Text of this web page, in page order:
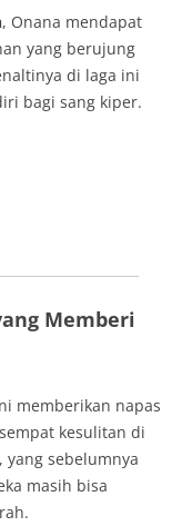
, Onana mendapat
yang berujung
di laga ini
bagi sang kiper.
Memberi
memberikan napas
kesulitan di
yang sebelumnya
masih bisa